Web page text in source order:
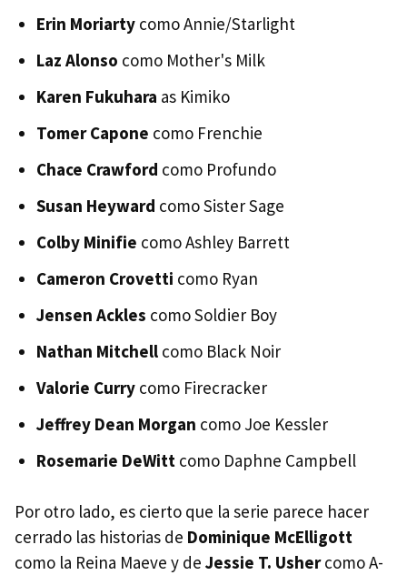
Erin Moriarty como Annie/Starlight
Laz Alonso como Mother's Milk
Karen Fukuhara as Kimiko
Tomer Capone como Frenchie
Chace Crawford como Profundo
Susan Heyward como Sister Sage
Colby Minifie como Ashley Barrett
Cameron Crovetti como Ryan
Jensen Ackles como Soldier Boy
Nathan Mitchell como Black Noir
Valorie Curry como Firecracker
Jeffrey Dean Morgan como Joe Kessler
Rosemarie DeWitt como Daphne Campbell
Por otro lado, es cierto que la serie parece hacer
cerrado las historias de Dominique McElligott
como la Reina Maeve y de Jessie T. Ushercomo A-